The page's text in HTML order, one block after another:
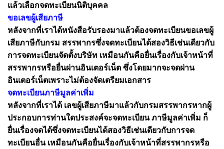
แล้วเลือกจดทะเบียนนิติบุคคล
ขอเลขผู้เสียภาษี
หลังจากที่เราได้หนังสือรับรองมาแล้วต้องจดทะเบียนขอเลขผู้
เสียภาษีกับกรม สรรพากรซึ่งจดทะเบียนได้สองวิธีเช่นเดียวกับ
การจดทะเบียนจัดตั้งบริษัท เหมือนกันคือยื่นเรื่องกับเจ้าหน้าที่
สรรพากรหรือยื่นผ่านอินเตอร์เน็ต ซึ่งโดยมากจะจดผ่าน
อินเตอร์เน็ตเพราะไม่ต้องจัดเตรียมเอกสาร
จดทะเบียนภาษีมูลค่าเพิ่ม
หลังจากที่เราได้ เลขผู้เสียภาษีมาแล้วกับกรมสรรพากรหากผู้
ประกอบการท่านใดประสงค์จะจดทะเบียน ภาษีมูลค่าเพิ่ม ก็
ยื่นเรื่องจดได้ซึ่งจดทะเบียนได้สองวิธีเช่นเดียวกับการจด
ทะเบียนอื่น เหมือนกันคือยื่นเรื่องกับเจ้าหน้าที่สรรพากรหรือ